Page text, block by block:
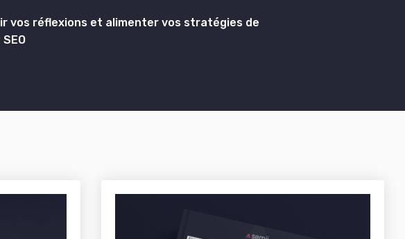
vos réflexions et alimenter vos stratégies de